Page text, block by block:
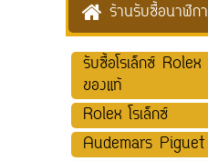
ร้านรับซื้อนาฬิก
รับซื้อโรเล็กซ์
ของแท้
Rolex โรเล็กซ์
Audemars